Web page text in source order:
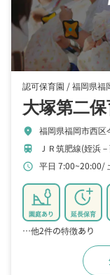
認可保育園 /福岡県福
大塚第二
location_on 福岡県福岡市西区
train ＪＲ筑肥線(姪浜
schedule 平日 7:00~20:00
園庭あり 延長保育
…他2件の特徴あり